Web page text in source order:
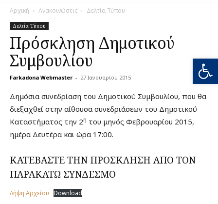
Αρχική Ανακοινώσεις Δελτία Τύπου
Δελτία Τύπου
Πρόσκληση Δημοτικού
Συμβουλίου
Farkadona Webmaster - 27 Ιανουαρίου 2015 0
Δημόσια συνεδρίαση του Δημοτικού Συμβουλίου, που θα
διεξαχθεί στην αίθουσα συνεδριάσεων του Δημοτικού
Καταστήματος την 2η του μηνός Φεβρουαρίου 2015,
ημέρα Δευτέρα και ώρα 17:00.
ΚΑΤΕΒΑΣΤΕ ΤΗΝ ΠΡΟΣΚΛΗΣΗ ΑΠΟ ΤΟΝ
ΠΑΡΑΚΑΤΩ ΣΥΝΔΕΣΜΟ
Λήψη Αρχείου Download